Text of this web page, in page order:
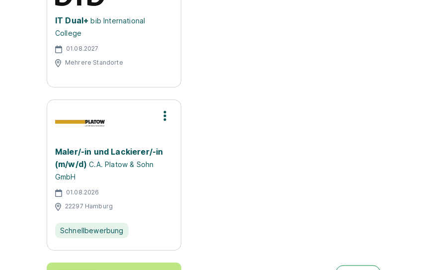
IT Dual+ bib International
College
01.08.2027
Mehrere Standorte
Maler/-in und Lackierer/-in
(m/w/d) C.A. Platow & Sohn
GmbH
01.08.2026
22297 Hamburg
Schnellbewerbung